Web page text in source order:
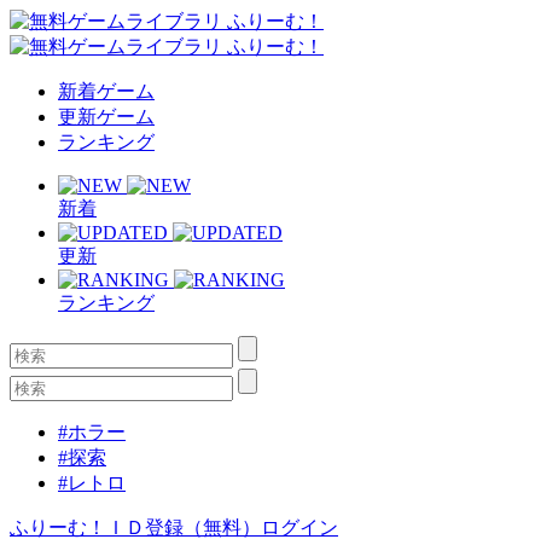
新着ゲーム
更新ゲーム
ランキング
新着
更新
ランキング
#ホラー
#探索
#レトロ
ふりーむ！ＩＤ登録（無料） ログイン